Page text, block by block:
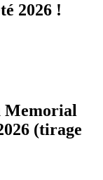
2026 !
Memorial
(tirage